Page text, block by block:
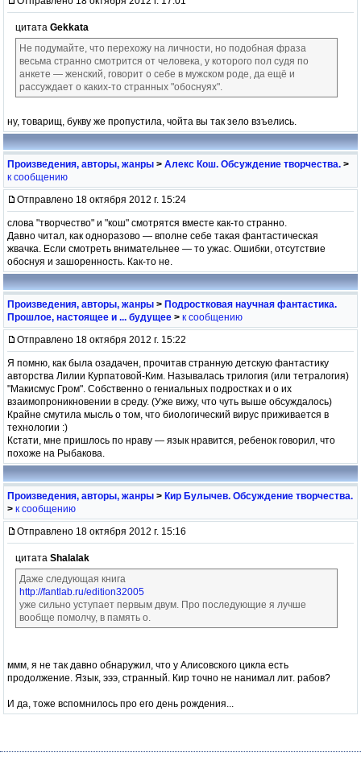
цитата Gekkata
Не подумайте, что перехожу на личности, но подобная фраза
весьма странно смотрится от человека, у которого пол судя по
анкете — женский, говорит о себе в мужском роде, да ещё и
рассуждает о каких-то странных "обоснуях".
ну, товарищ, букву же пропустила, чойта вы так зело взъелись.
Произведения, авторы, жанры > Алекс Кош. Обсуждение творчества. >
к сообщению
Отправлено 18 октября 2012 г. 15:24
слова "творчество" и "кош" смотрятся вместе как-то странно.
Давно читал, как одноразово — вполне себе такая фантастическая
жвачка. Если смотреть внимательнее — то ужас. Ошибки, отсутствие
обоснуя и зашоренность. Как-то не.
Произведения, авторы, жанры > Подростковая научная фантастика.
Прошлое, настоящее и ... будущее > к сообщению
Отправлено 18 октября 2012 г. 15:22
Я помню, как была озадачен, прочитав странную детскую фантастику
авторства Лилии Курпатовой-Ким. Называлась трилогия (или тетралогия)
"Макисмус Гром". Собственно о гениальных подростках и о их
взаимопроникновении в среду. (Уже вижу, что чуть выше обсуждалось)
Крайне смутила мысль о том, что биологический вирус приживается в
технологии :)
Кстати, мне пришлось по нраву — язык нравится, ребенок говорил, что
похоже на Рыбакова.
Произведения, авторы, жанры > Кир Булычев. Обсуждение творчества.
> к сообщению
Отправлено 18 октября 2012 г. 15:16
цитата Shalalak
Даже следующая книга
http://fantlab.ru/edition32005
уже сильно уступает первым двум. Про последующие я лучше
вообще помолчу, в память о.
ммм, я не так давно обнаружил, что у Алисовского цикла есть
продолжение. Язык, эээ, странный. Кир точно не нанимал лит. рабов?
И да, тоже вспомнилось про его день рождения...